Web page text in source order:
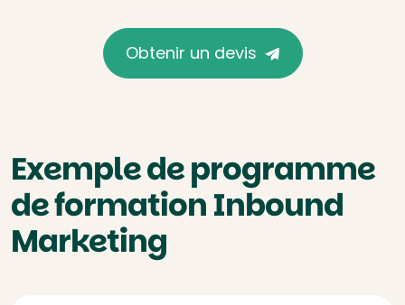
Obtenir un devis
Exemple de programme
de formation Inbound
Marketing